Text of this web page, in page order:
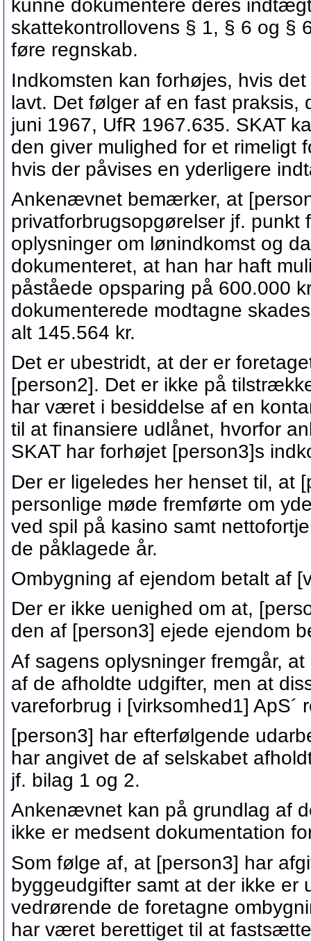
kunne dokumentere deres
skattekontrollovens § 1, § 6 og §
føre regnskab.
Indkomsten kan forhøjes, hvis
lavt. Det følger af en fast praksis,
juni 1967, UfR 1967.635. SKAT
den giver mulighed for et rimeligt
hvis der påvises en yderligere
Ankenævnet bemærker, at
privatforbrugsopgørelser jf.
oplysninger om lønindkomst og
dokumenteret, at han har haft
påståede opsparing på 600.000
dokumenterede modtagne
alt 145.564 kr.
Det er ubestridt, at der er
[person2]. Det er ikke på
har været i besiddelse af en
til at finansiere udlånet, hvorfor
SKAT har forhøjet [person3]s
Der er ligeledes her henset til, at
personlige møde fremførte om
ved spil på kasino samt
de påklagede år.
Ombygning af ejendom betalt af
Der er ikke uenighed om at,
den af [person3] ejede ejendom
Af sagens oplysninger fremgår,
af de afholdte udgifter, men at
vareforbrug i [virksomhed1] ApS´
[person3] har efterfølgende
har angivet de af selskabet
jf. bilag 1 og 2.
Ankenævnet kan på grundlag af
ikke er medsent dokumentation
Som følge af, at [person3] har
byggeudgifter samt at der ikke er
vedrørende de foretagne
har været berettiget til at